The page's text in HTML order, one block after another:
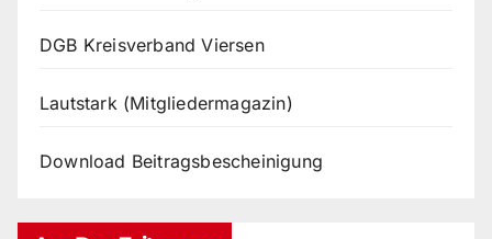
DGB Kreisverband Viersen
Lautstark (Mitgliedermagazin)
Download Beitragsbescheinigung